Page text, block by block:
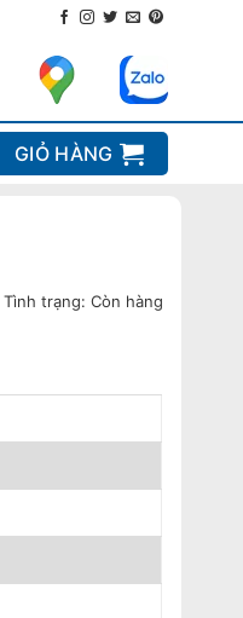
GIỎ HÀNG
Tình trạng:Còn hàng